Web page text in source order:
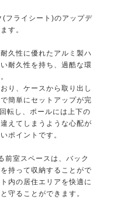
フライシート)のアップデ
す。
久性に優れたアルミ製ハ
耐久性を持ち、過酷な環
り、ケースから取り出し
簡単にセットアップが完
転し、ポールには上下の
えてしまうような心配が
ポイントです。
前室スペースは、バック
持って収納することがで
内の居住エリアを快適に
守ることができます。